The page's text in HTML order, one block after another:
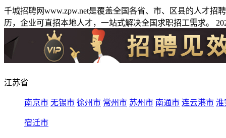
千城招聘网www.zpw.net是覆盖全国各省、市、区县的人才
历，企业可直招本地人才，一站式解决全国求职招工需求。
江苏省
南京市 无锡市 徐州市 常州市 苏州市 南通市 连云港市 淮
宿迁市